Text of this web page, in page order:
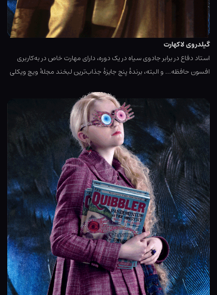
گیلدروی لاکهارت
استاد دفاع در برابر جادوی سیاه در یک دوره، دارای مهارت خاص در به‌کاربری
افسون حافظه… و البته، برندهٔ پنج جایزهٔ جذاب‌ترین لبخند مجلهٔ ویچ ویکلی